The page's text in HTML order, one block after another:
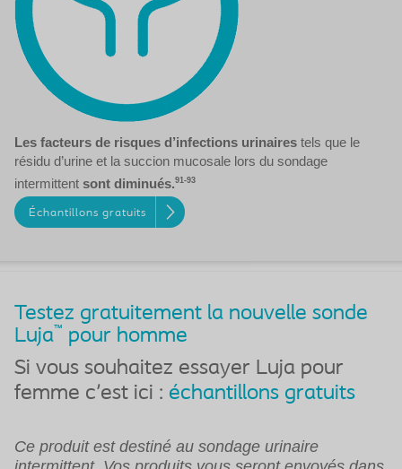
Les facteurs de risques d’infections urinaires tels que le
résidu d’urine et la succion mucosale lors du sondage
intermittent sont diminués.91-93
Échantillons gratuits
Testez gratuitement la nouvelle sonde
Luja™ pour homme
Si vous souhaitez essayer Luja pour
femme c'est ici : échantillons gratuits
Ce produit est destiné au sondage urinaire